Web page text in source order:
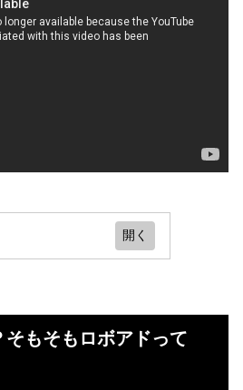
THEOのリバラン
もそもロボアドって